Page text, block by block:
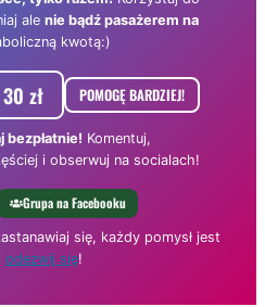
ale nie bądź pasażerem na
kwotą:)
30 zł POMOGĘ BARDZIEJ!
bezpłatnie! Komentuj,
i obserwuj na socialach!
Grupa na Facebooku
się, każdy pomysł jest
i odezwij się!